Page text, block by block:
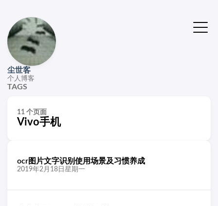
尘世客
个人博客
TAGS
11 个页面
Vivo手机
ocr图片文字识别使用场景及习惯养成
2019年2月18日星期一